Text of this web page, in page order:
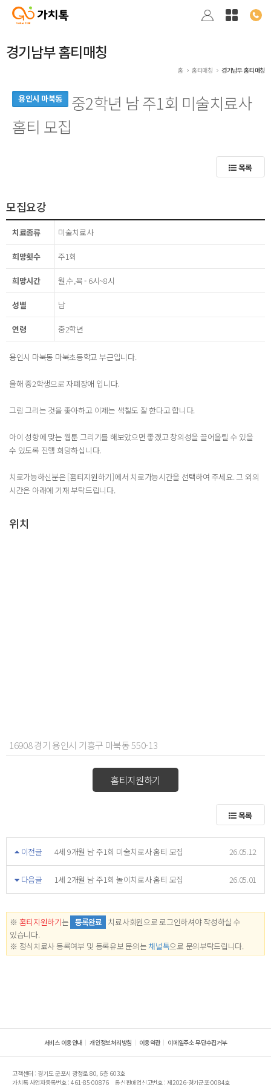
경기남부 홈티매칭
홈 홈티매칭 경기남부 홈티매칭
용인시 마북동
중2학년 남 주1회 미술치료사
홈티 모집
목록
모집요강
치료종류 미술치료사
희망횟수 주1회
희망시간 월,수,목 - 6시~8시
성별 남
연령 중2학년
용인시 마북동 마북초등학교 부근입니다.
올해 중2학생으로 자폐장애 입니다.
그림 그리는 것을 좋아하고 이제는 색칠도 잘 한다고 합니다.
아이 성향에 맞는 웹툰 그리기를 해보았으면 좋겠고 창의성을 끌어올릴 수 있을
수 있도록 진행 희망하십니다.
치료가능하신분은 [홈티지원하기]에서 치료가능시간을 선택하여 주세요. 그 외의
시간은 아래에 기재 부탁드립니다.
위치
16908 경기 용인시 기흥구 마북동 550-13
홈티지원하기
목록
이전글 4세 9개월 남 주1회 미술치료사 홈티 모집 26.05.12
다음글 1세 2개월 남 주1회 놀이치료사 홈티 모집 26.05.01
※ 홈티지원하기는 등록완료 치료사회원으로 로그인하셔야 작성하실 수
있습니다.
※ 정식치료사 등록여부 및 등록유보 문의는 채널톡으로 문의부탁드립니다.
서비스 이용안내 개인정보처리방침 이용약관 이메일주소 무단수집거부
고객센터 : 경기도 군포시 광정로 80, 6층 603호
가치톡 사업자등록번호 : 461-85-00876
통신판매업신고번호 : 제2026-경기군포-0084호